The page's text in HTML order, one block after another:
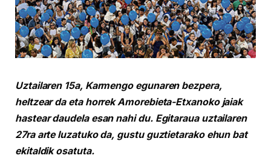
Uztailaren 15a, Karmengo egunaren bezpera,
heltzear da eta horrek Amorebieta-Etxanoko jaiak
hastear daudela esan nahi du. Egitaraua uztailaren
27ra arte luzatuko da, gustu guztietarako ehun bat
ekitaldik osatuta.